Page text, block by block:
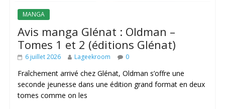
MANGA
Avis manga Glénat : Oldman –
Tomes 1 et 2 (éditions Glénat)
6 juillet 2026 Lageekroom 0
Fraîchement arrivé chez Glénat, Oldman s’offre une
seconde jeunesse dans une édition grand format en deux
tomes comme on les